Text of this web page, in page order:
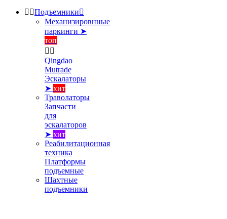
 Подъемники
Механизировнные
паркинги ➤
топ
 
Qingdao
Mutrade
Эскалаторы
➤ хит
Траволаторы
Запчасти
для
эскалаторов
➤ хит
Реабилитационная
техника
Платформы
подъемные
Шахтные
подъемники